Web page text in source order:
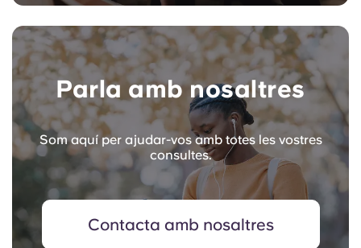
Parla amb nosaltres
Som aquí per ajudar-vos amb totes les vostres
consultes.
Contacta amb nosaltres